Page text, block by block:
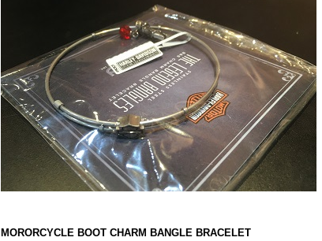
MORORCYCLE BOOT CHARM BANGLE BRACELET